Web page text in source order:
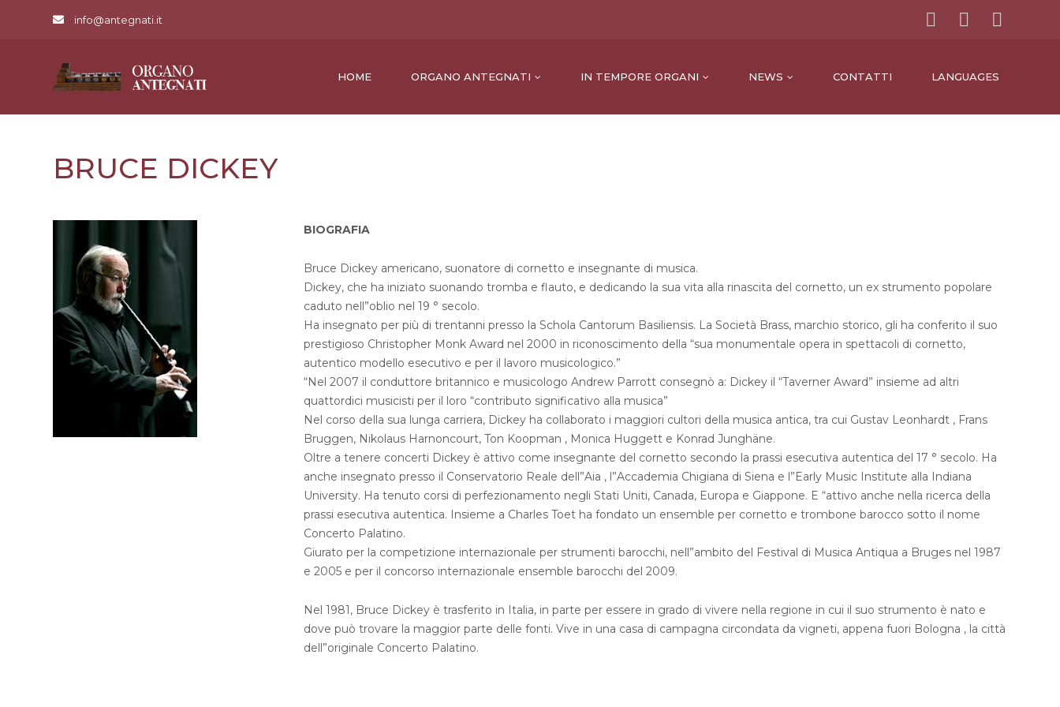
info@antegnati.it
HOME ORGANO ANTEGNATI IN TEMPORE ORGANI NEWS CONTATTI LANGUAGES
BRUCE DICKEY
BIOGRAFIA
Bruce Dickey americano, suonatore di cornetto e insegnante di musica.
Dickey, che ha iniziato suonando tromba e flauto, e dedicando la sua vita alla rinascita del cornetto, un ex strumento popolare
caduto nell”oblio nel 19 ° secolo.
Ha insegnato per più di trentanni presso la Schola Cantorum Basiliensis. La Società Brass, marchio storico, gli ha conferito il suo
prestigioso Christopher Monk Award nel 2000 in riconoscimento della “sua monumentale opera in spettacoli di cornetto,
autentico modello esecutivo e per il lavoro musicologico.”
“Nel 2007 il conduttore britannico e musicologo Andrew Parrott consegnò a: Dickey il “Taverner Award” insieme ad altri
quattordici musicisti per il loro “contributo significativo alla musica”
Nel corso della sua lunga carriera, Dickey ha collaborato i maggiori cultori della musica antica, tra cui Gustav Leonhardt , Frans
Bruggen, Nikolaus Harnoncourt, Ton Koopman , Monica Huggett e Konrad Junghäne.
Oltre a tenere concerti Dickey è attivo come insegnante del cornetto secondo la prassi esecutiva autentica del 17 ° secolo. Ha
anche insegnato presso il Conservatorio Reale dell”Aia , l”Accademia Chigiana di Siena e l”Early Music Institute alla Indiana
University. Ha tenuto corsi di perfezionamento negli Stati Uniti, Canada, Europa e Giappone. E “attivo anche nella ricerca della
prassi esecutiva autentica. Insieme a Charles Toet ha fondato un ensemble per cornetto e trombone barocco sotto il nome
Concerto Palatino.
Giurato per la competizione internazionale per strumenti barocchi, nell”ambito del Festival di Musica Antiqua a Bruges nel 1987
e 2005 e per il concorso internazionale ensemble barocchi del 2009.
Nel 1981, Bruce Dickey è trasferito in Italia, in parte per essere in grado di vivere nella regione in cui il suo strumento è nato e
dove può trovare la maggior parte delle fonti. Vive in una casa di campagna circondata da vigneti, appena fuori Bologna , la città
dell”originale Concerto Palatino.